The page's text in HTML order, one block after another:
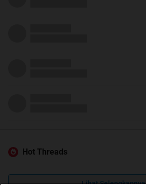
Hot Threads
Lihat Selengkapnya